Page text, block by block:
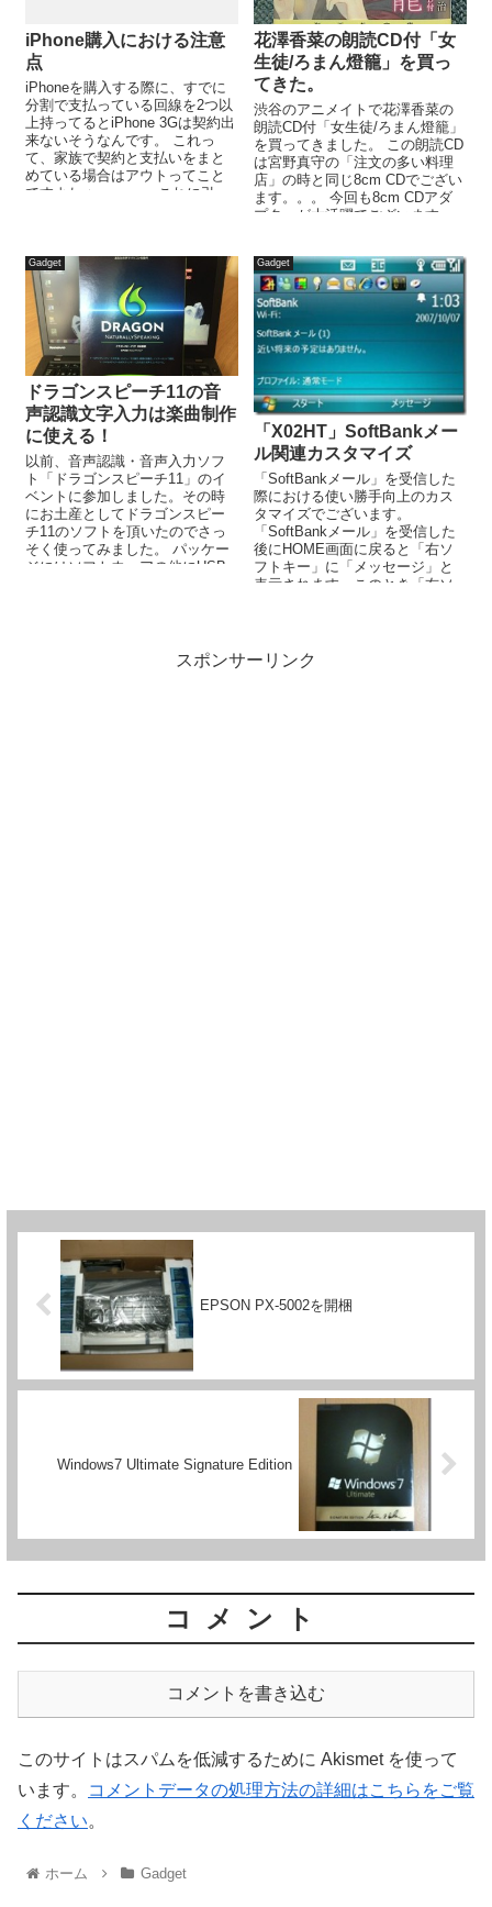
iPhone購入における注意
点
iPhoneを購入する際に、すでに
分割で支払っている回線を2つ以
上持ってるとiPhone 3Gは契約出
来ないそうなんです。 これっ
て、家族で契約と支払いをまと
めている場合はアウトってこと
ですよねぇ・・・。 これに引っ
花澤香菜の朗読CD付「女
生徒/ろまん燈籠」を買っ
てきた。
渋谷のアニメイトで花澤香菜の
朗読CD付「女生徒/ろまん燈籠」
を買ってきました。 この朗読CD
は宮野真守の「注文の多い料理
店」の時と同じ8cm CDでござい
ます。。。 今回も8cm CDアダ
プターが大活躍でございます。
Gadget
ドラゴンスピーチ11の音
声認識文字入力は楽曲制作
に使える！
以前、音声認識・音声入力ソフ
ト「ドラゴンスピーチ11」のイ
ベントに参加しました。その時
にお土産としてドラゴンスピー
チ11のソフトを頂いたのでさっ
そく使ってみました。 パッケー
ジにはソフトウェアの他にUSB
Gadget
「X02HT」SoftBankメー
ル関連カスタマイズ
「SoftBankメール」を受信した
際における使い勝手向上のカス
タマイズでございます。
「SoftBankメール」を受信した
後にHOME画面に戻ると「右ソ
フトキー」に「メッセージ」と
表示されます。このとき「右ソ
スポンサーリンク
EPSON PX-5002を開梱
Windows7 Ultimate Signature Edition
コメント
コメントを書き込む
このサイトはスパムを低減するために Akismet を使って
います。
コメントデータの処理方法の詳細はこちらをご覧
ください。
ホーム Gadget